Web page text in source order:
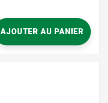
AJOUTER AU PANIER